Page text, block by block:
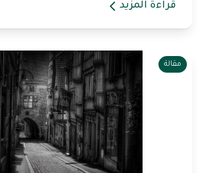
قراءة المزيد
مقالة